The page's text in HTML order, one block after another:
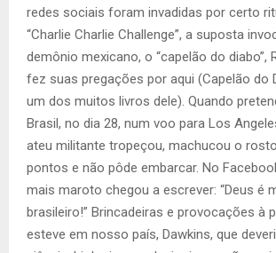
redes sociais foram invadidas por certo
“Charlie Charlie Challenge”, a suposta
demônio mexicano, o “capelão do diabo”,
fez suas pregações por aqui (Capelão do
um dos muitos livros dele). Quando
Brasil, no dia 28, num voo para Los
ateu militante tropeçou, machucou o
pontos e não pôde embarcar. No
mais maroto chegou a escrever: “Deus é
brasileiro!” Brincadeiras e provocações à
esteve em nosso país, Dawkins, que